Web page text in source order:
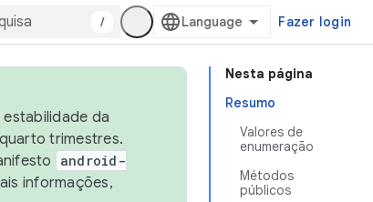
/ Fazer login
Nesta página
Resumo
Valores de
enumeração
Métodos
públicos
da
trimestres.
android-
informações,